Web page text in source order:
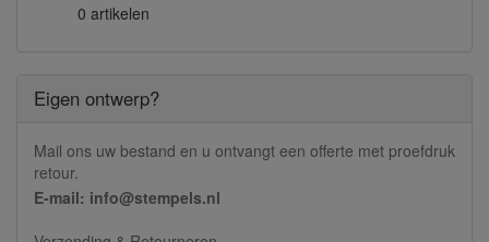
0 artikelen
Eigen ontwerp?
Mail ons uw bestand en u ontvangt een offerte met proefdruk
retour.
E-mail: info@stempels.nl